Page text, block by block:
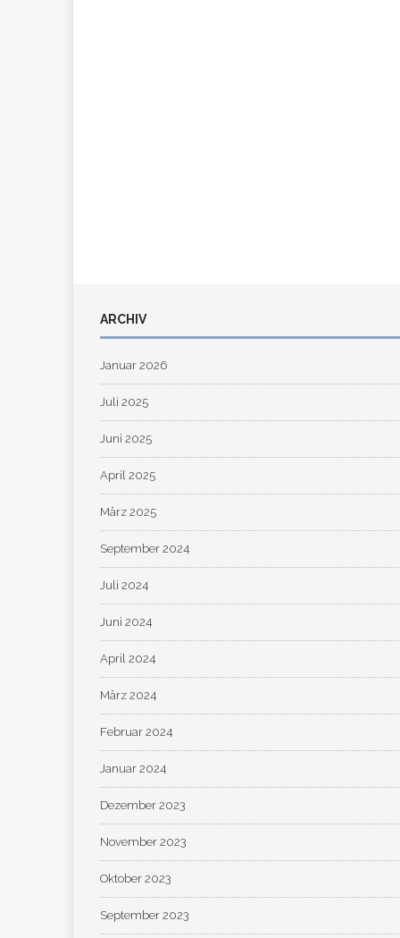
ARCHIV
Januar 2026
Juli 2025
Juni 2025
April 2025
März 2025
September 2024
Juli 2024
Juni 2024
April 2024
März 2024
Februar 2024
Januar 2024
Dezember 2023
November 2023
Oktober 2023
September 2023